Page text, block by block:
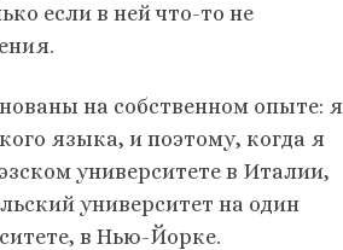
если в ней что-то не
на собственном опыте: я
языка, и поэтому, когда я
университете в Италии,
университет на один
в Нью-Йорке.